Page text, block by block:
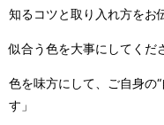
知るコツと取り入れ方をお
似合う色を大事にしてくだ
色を味方にして、ご自身の
す」